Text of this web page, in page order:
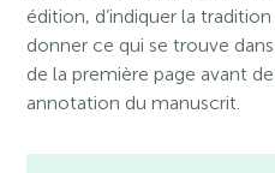
édition, d’indiquer la
donner ce qui se trouve
de la première page avant
annotation du manuscrit.